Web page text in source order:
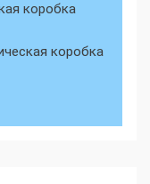
коробка
коробка